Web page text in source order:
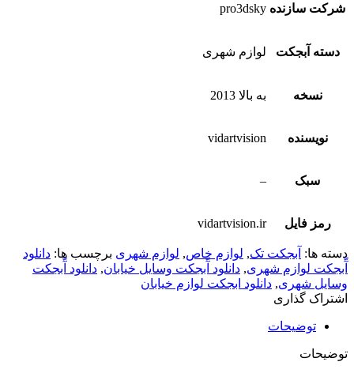
شرکت سازنده pro3dsky
دسته آبجکت لوازم شهری
نسخه به بالا 2013
نویسنده vidartvision
سبک –
رمز فایل vidartvision.ir
دسته ها: آبجکت تک, لوازم خاص, لوازم شهری برچسب ها: دانلود
آّبجکت لوازم شهری, دانلود آّبجکت وسایل خیابان, دانلود آّبجکت
وسایل شهری, دانلود ابجکت لوازم خیابان
اشتراک گذاری
توضیحات
توضیحات